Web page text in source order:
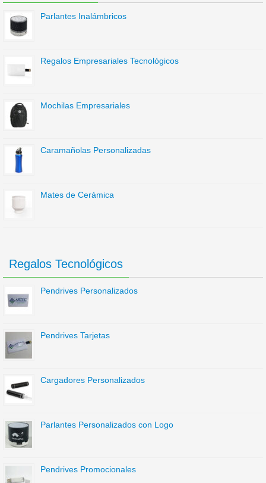
Parlantes Inalámbricos
Regalos Empresariales Tecnológicos
Mochilas Empresariales
Caramañolas Personalizadas
Mates de Cerámica
Regalos Tecnológicos
Pendrives Personalizados
Pendrives Tarjetas
Cargadores Personalizados
Parlantes Personalizados con Logo
Pendrives Promocionales